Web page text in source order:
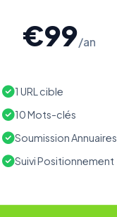
€99/an
1 URL cible
10 Mots-clés
Soumission Annuaires
Suivi Positionnement